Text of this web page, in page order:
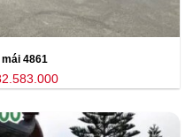
4861